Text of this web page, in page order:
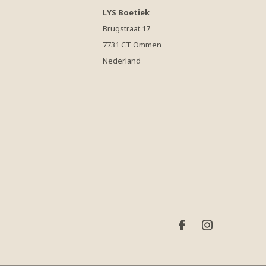
LYS Boetiek
Brugstraat 17
7731 CT Ommen
Nederland